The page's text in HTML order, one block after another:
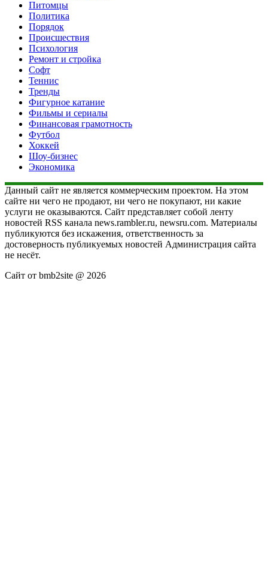
Питомцы
Политика
Порядок
Происшествия
Психология
Ремонт и стройка
Софт
Теннис
Тренды
Фигурное катание
Фильмы и сериалы
Финансовая грамотность
Футбол
Хоккей
Шоу-бизнес
Экономика
Данный сайт не является коммерческим проектом. На этом
сайте ни чего не продают, ни чего не покупают, ни какие
услуги не оказываются. Сайт представляет собой ленту
новостей RSS канала news.rambler.ru, newsru.com. Материалы
публикуются без искажения, ответственность за
достоверность публикуемых новостей Администрация сайта
не несёт.
Сайт от bmb2site @ 2026